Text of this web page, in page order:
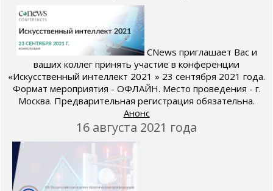
CNews приглашает Вас и
ваших коллег принять участие в конференции
«Искусственный интеллект 2021 » 23 сентября 2021 года.
Формат мероприятия - ОФЛАЙН. Место проведения - г.
Москва. Предварительная регистрация обязательна.
Анонс
16 августа 2021 года